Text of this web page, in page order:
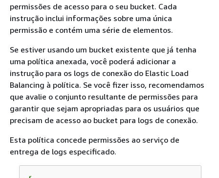
permissões de acesso para o seu bucket. Cada
instrução inclui informações sobre uma única
permissão e contém uma série de elementos.
Se estiver usando um bucket existente que já tenha
uma política anexada, você poderá adicionar a
instrução para os logs de conexão do Elastic Load
Balancing à política. Se você fizer isso, recomendamos
que avalie o conjunto resultante de permissões para
garantir que sejam apropriadas para os usuários que
precisam de acesso ao bucket para logs de conexão.
Esta política concede permissões ao serviço de
entrega de logs especificado.